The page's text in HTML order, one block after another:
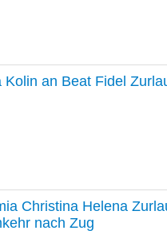
an Beat Fidel
Christina Helena
nach Zug